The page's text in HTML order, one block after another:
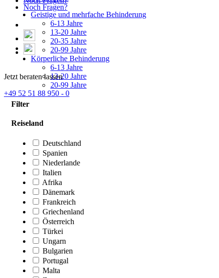
Noch Fragen?
Jetzt beraten lassen
+49 52 51 88 950 - 0
Geistige und mehrfache Behinderung
6-13 Jahre
13-20 Jahre
20-35 Jahre
20-99 Jahre
Körperliche Behinderung
6-13 Jahre
13-20 Jahre
20-99 Jahre
Filter
Reiseland
Deutschland
Spanien
Niederlande
Italien
Afrika
Dänemark
Frankreich
Griechenland
Österreich
Türkei
Ungarn
Bulgarien
Portugal
Malta